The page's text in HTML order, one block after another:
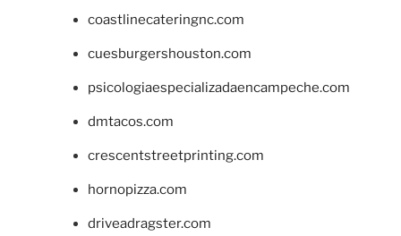
coastlinecateringnc.com
cuesburgershouston.com
psicologiaespecializadaencampeche.com
dmtacos.com
crescentstreetprinting.com
hornopizza.com
driveadragster.com